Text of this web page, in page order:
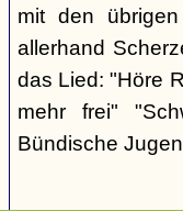
mit den
allerhand
das Lied: "Höre
mehr frei"
Bündische